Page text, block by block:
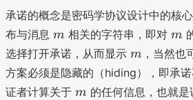
承诺的概念是密码学协议设计中的核
布与消息 m
m 相关的字符串，即对 m
m
选择打开承诺，从而显示 m
m ，当然也
方案必须是隐藏的（hiding），即承
证者计算关于 m
m 的任何信息，也就